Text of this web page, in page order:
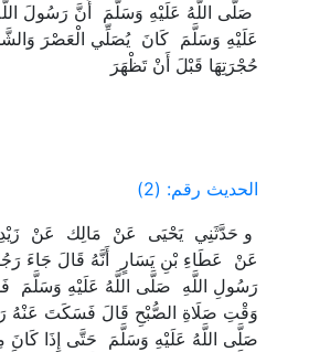
‏صَلَّى اللَّهُ عَلَيْهِ وَسَلَّمَ ‏ ‏أَنَّ رَسُولَ
عَلَيْهِ وَسَلَّمَ ‏ ‏كَانَ ‏ ‏يُصَلِّي الْعَصْرَ
حُجْرَتِهَا قَبْلَ أَنْ تَظْهَرَ ‏
الحديث رقم: (2)
‏و حَدَّثَنِي ‏ ‏يَحْيَى ‏ ‏عَنْ ‏ ‏مَالِك ‏ ‏عَنْ
‏عَنْ ‏ ‏عَطَاءِ بْنِ يَسَارٍ ‏ ‏أَنَّهُ قَالَ جَاءَ
رَسُولِ اللَّهِ ‏ ‏صَلَّى اللَّهُ عَلَيْهِ وَسَلَّمَ
وَقْتِ صَلَاةِ الصُّبْحِ قَالَ فَسَكَتَ عَنْهُ
‏صَلَّى اللَّهُ عَلَيْهِ وَسَلَّمَ ‏ ‏حَتَّى إِذَا كَانَ